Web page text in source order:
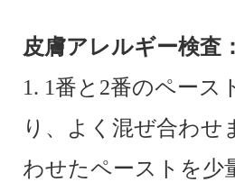
皮膚アレルギー検査：
1. 1番と2番のペース
り、よく混ぜ合わせ
わせたペーストを少